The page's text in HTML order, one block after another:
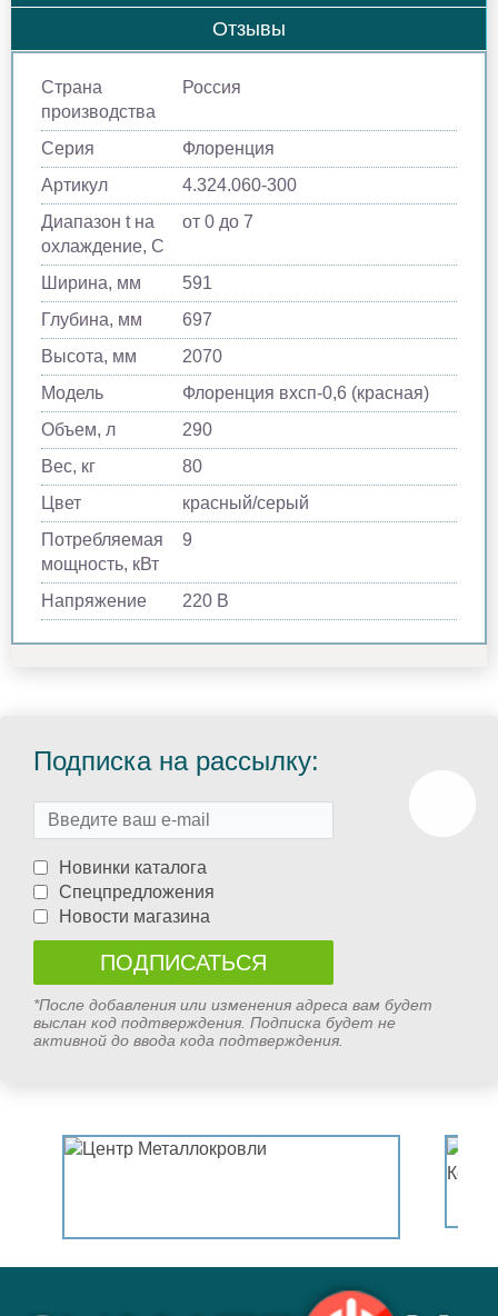
Отзывы
Страна
производства
Россия
Серия
Флоренция
Артикул
4.324.060-300
Диапазон t на
охлаждение, С
от 0 до 7
Ширина, мм
591
Глубина, мм
697
Высота, мм
2070
Модель
Флоренция вхсп-0,6 (красная)
Объем, л
290
Вес, кг
80
Цвет
красный/серый
Потребляемая
мощность, кВт
9
Напряжение 220 В
Подписка на рассылку:
Новинки каталога
Спецпредложения
Новости магазина
*После добавления или изменения адреса вам будет
выслан код подтверждения. Подписка будет не
активной до ввода кода подтверждения.